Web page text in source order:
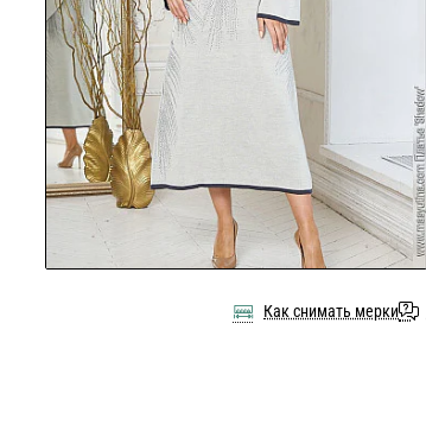
Как снимать мерки